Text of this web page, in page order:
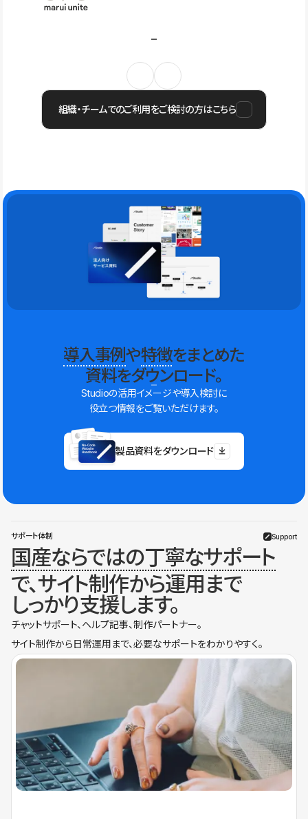
組織・チームでのご利用をご検討の方はこちら
導入事例や特徴をまとめた
資料をダウンロード。
Studioの活用イメージや導入検討に
役立つ情報をご覧いただけます。
製品資料をダウンロード
サポート体制 Support
国産ならではの丁寧なサポート
で、サイト制作から運用まで
しっかり支援します。
チャットサポート、ヘルプ記事、制作パートナー。
サイト制作から日常運用まで、必要なサポートをわかりやすく。